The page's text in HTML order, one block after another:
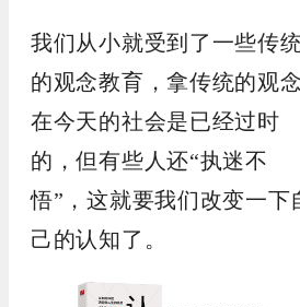
我们从小就受到了一些传
的观念教育，拿传统的观念
在今天的社会是已经过时
的，但有些人还“执迷不
悟”，这就要我们改变一下
己的认知了。